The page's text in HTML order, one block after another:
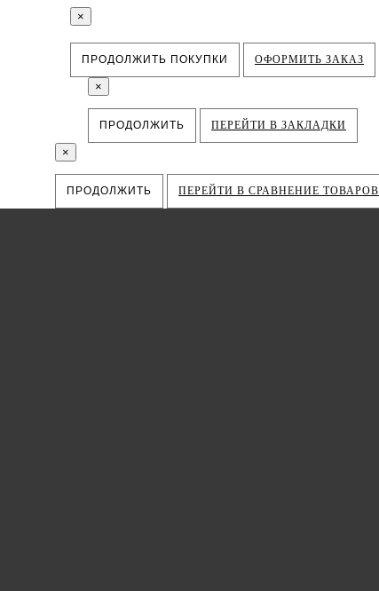
×
ПРОДОЛЖИТЬ ПОКУПКИ ОФОРМИТЬ ЗАКАЗ
×
ПРОДОЛЖИТЬ ПЕРЕЙТИ В ЗАКЛАДКИ
×
ПРОДОЛЖИТЬ ПЕРЕЙТИ В СРАВНЕНИЕ ТОВАРОВ